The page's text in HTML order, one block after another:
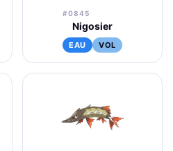
#0845
Nigosier
EAU VOL